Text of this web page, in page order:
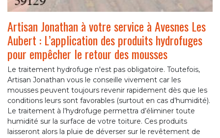
Artisan Jonathan à votre service à Avesnes Les
Aubert : L’application des produits hydrofuges
pour empêcher le retour des mousses
Le traitement hydrofuge n'est pas obligatoire. Toutefois,
Artisan Jonathan vous le conseille vivement car les
mousses peuvent toujours revenir rapidement dès que les
conditions leurs sont favorables (surtout en cas d’humidité).
Le traitement à l’hydrofuge permettra d’éliminer toute
humidité sur la surface de votre toiture. Ces produits
laisseront alors la pluie de déverser sur le revêtement de